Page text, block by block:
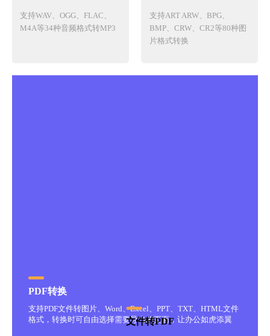
支持WAV、OGG、FLAC、
M4A等34种音频格式转MP3
支持ART ARW、BPG、
BMP、CRW、CR2等80种图
片格式转换
PDF转换
支持PDF文件转图片、Word、Excel、PPT、TXT、HTML文件
格式，转换时可自由选择需要导出的页面，让办公如虎添翼
文件转PDF